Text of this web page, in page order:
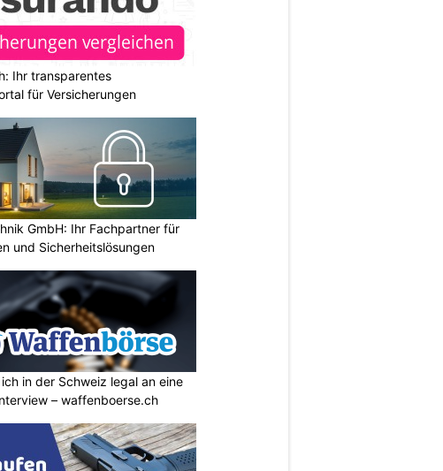
Ihr transparentes
für Versicherungen
GmbH: Ihr Fachpartner für
und Sicherheitslösungen
in der Schweiz legal an eine
– waffenboerse.ch